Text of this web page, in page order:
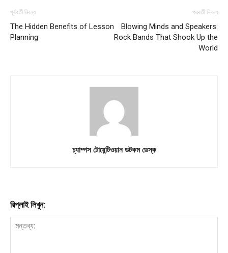
পূর্ববর্তী নিবন্ধ
The Hidden Benefits of Lesson
Planning
পরবর্তী নিবন্ধ
Blowing Minds and Speakers:
Rock Bands That Shook Up the
World
চ্যাম্পস টোয়েন্টিওয়ান ডটকম ডেস্ক
রিপ্লাই লিখুন: